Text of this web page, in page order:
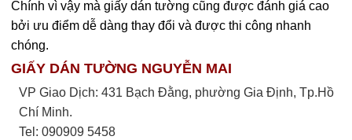
Chính vì vậy mà giấy dán tường cũng được đánh giá cao
bởi ưu điểm dễ dàng thay đổi và được thi công nhanh
chóng.
GIẤY DÁN TƯỜNG NGUYỄN MAI
VP Giao Dịch: 431 Bạch Đằng, phường Gia Định, Tp.Hồ
Chí Minh.
Tel: 090909 5458